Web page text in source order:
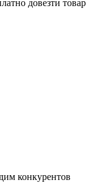
довезти товар
конкурентов